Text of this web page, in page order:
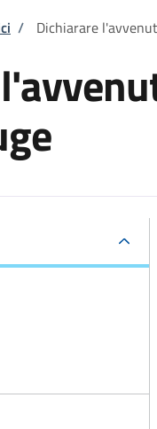
/ Dichiarare